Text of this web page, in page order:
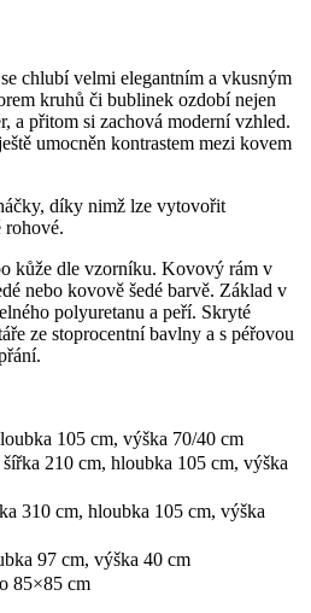
chlubí velmi elegantním a vkusným
kruhů či bublinek ozdobí nejen
a přitom si zachová moderní vzhled.
umocněn kontrastem mezi kovem
díky nimž lze vytovořit
kůže dle vzorníku. Kovový rám v
nebo kovově šedé barvě. Základ v
polyuretanu a peří. Skryté
ze stoprocentní bavlny a s péřovou
105 cm, výška 70/40 cm
210 cm, hloubka 105 cm, výška
310 cm, hloubka 105 cm, výška
97 cm, výška 40 cm
85×85 cm